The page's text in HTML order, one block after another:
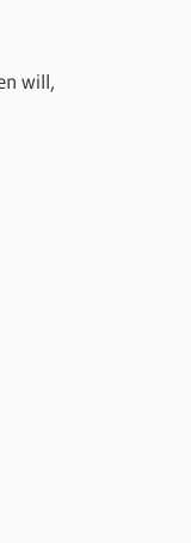
will,